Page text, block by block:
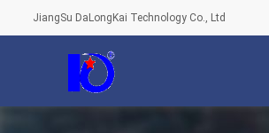
JiangSu DaLongKai Technology Co., Ltd